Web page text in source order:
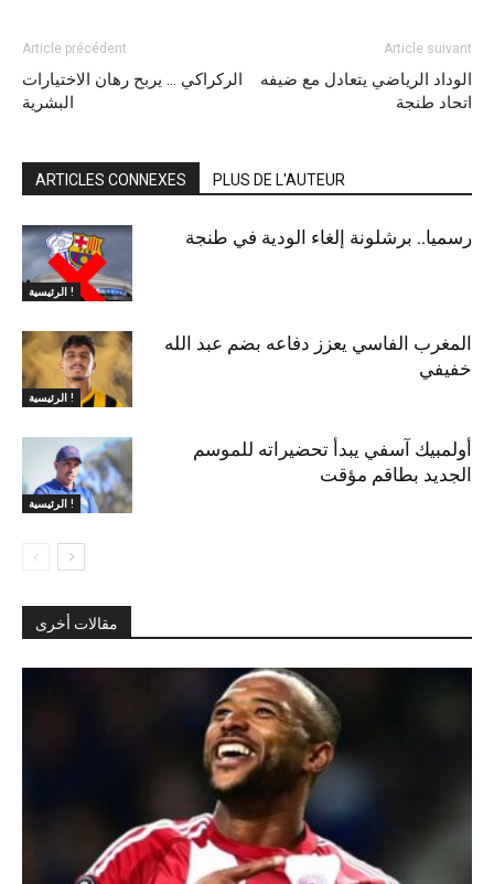
Article précédent
الركراكي … يربح رهان الاختيارات
البشرية
Article suivant
الوداد الرياضي يتعادل مع ضيفه
اتحاد طنجة
ARTICLES CONNEXES PLUS DE L'AUTEUR
الرئيسية !
رسميا.. برشلونة إلغاء الودية في طنجة
الرئيسية !
المغرب الفاسي يعزز دفاعه بضم عبد الله
خفيفي
الرئيسية !
أولمبيك آسفي يبدأ تحضيراته للموسم
الجديد بطاقم مؤقت
مقالات أخرى